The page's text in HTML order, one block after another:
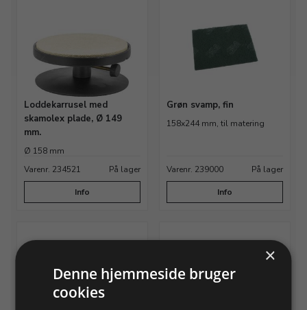
Loddekarrusel med
skamolex plade, Ø 149
mm.
Ø 158 mm
Varenr. 234521
På lager
Info
Grøn svamp, fin
158x244 mm, til matering
Varenr. 239000 På lager
Info
×
Denne hjemmeside bruger
cookies